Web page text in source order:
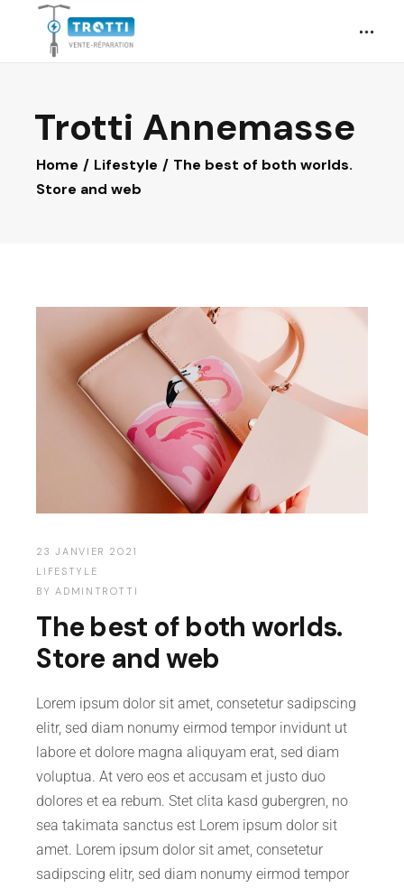
Trotti Annemasse
Home Lifestyle
The best of both worlds.
Store and web
23 JANVIER 2021
LIFESTYLE
BY ADMINTROTTI
The best of both worlds.
Store and web
Lorem ipsum dolor sit amet, consetetur sadipscing
elitr, sed diam nonumy eirmod tempor invidunt ut
labore et dolore magna aliquyam erat, sed diam
voluptua. At vero eos et accusam et justo duo
dolores et ea rebum. Stet clita kasd gubergren, no
sea takimata sanctus est Lorem ipsum dolor sit
amet. Lorem ipsum dolor sit amet, consetetur
sadipscing elitr, sed diam nonumy eirmod tempor